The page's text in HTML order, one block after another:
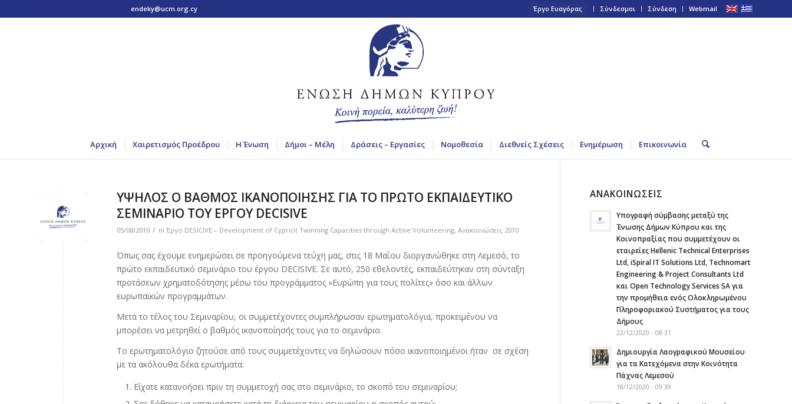
Έργο Ευαγόρας Σύνδεσμοι Σύνδεση Webmail
endeky@ucm.org.cy
Αρχική Χαιρετισμός Προέδρου Η Ένωση Δήμοι – Μέλη Δράσεις – Εργασίες Νομοθεσία Διεθνείς Σχέσεις Ενημέρωση Επικοινωνία
ΥΨΗΛΟΣ Ο ΒΑΘΜΟΣ ΙΚΑΝΟΠΟΙΗΣΗΣ ΓΙΑ ΤΟ ΠΡΩΤΟ ΕΚΠΑΙΔΕΥΤΙΚΟ
ΣΕΜΙΝΑΡΙΟ ΤΟΥ ΕΡΓΟΥ DECISIVE
05/08/2010 / in Έργο DESICIVE – Development of Cypriot Twinning Capacities through Active Volunteering, Ανακοινώσεις 2010
Όπως σας έχουμε ενημερώσει σε προηγούμενα τεύχη μας, στις 18 Μαΐου διοργανώθηκε στη Λεμεσό, το
πρώτο εκπαιδευτικό σεμινάριο του έργου DECISIVE. Σε αυτό, 250 εθελοντές, εκπαιδεύτηκαν στη σύνταξη
προτάσεων χρηματοδότησης μέσω του προγράμματος «Ευρώπη για τους πολίτες» όσο και άλλων
ευρωπαϊκών προγραμμάτων.
Μετά το τέλος του Σεμιναρίου, οι συμμετέχοντες συμπλήρωσαν ερωτηματολόγια, προκειμένου να
μπορέσει να μετρηθεί ο βαθμός ικανοποίησής τους για το σεμινάριο.
Το ερωτηματολόγιο ζητούσε από τους συμμετέχοντες να δηλώσουν πόσο ικανοποιημένοι ήταν σε σχέση
με τα ακόλουθα δέκα ερωτήματα:
Είχατε κατανοήσει πριν τη συμμετοχή σας στο σεμινάριο, το σκοπό του σεμιναρίου;
ΑΝΑΚΟΙΝΩΣΕΙΣ
Υπογραφή σύμβασης μεταξύ της
Ένωσης Δήμων Κύπρου και της
Κοινοπραξίας που συμμετέχουν οι
εταιρείες Hellenic Technical Enterprises
Ltd, iSpiral IT Solutions Ltd, Technomart
Engineering & Project Consultants Ltd
και Open Technology Services SA για
την προμήθεια ενός Ολοκληρωμένου
Πληροφοριακού Συστήματος για τους
Δήμους
22/12/2020 - 08:31
Δημιουργία Λαογραφικού Μουσείου
για τα Κατεχόμενα στην Κοινότητα
Πάχνας Λεμεσού
18/12/2020 - 09:39